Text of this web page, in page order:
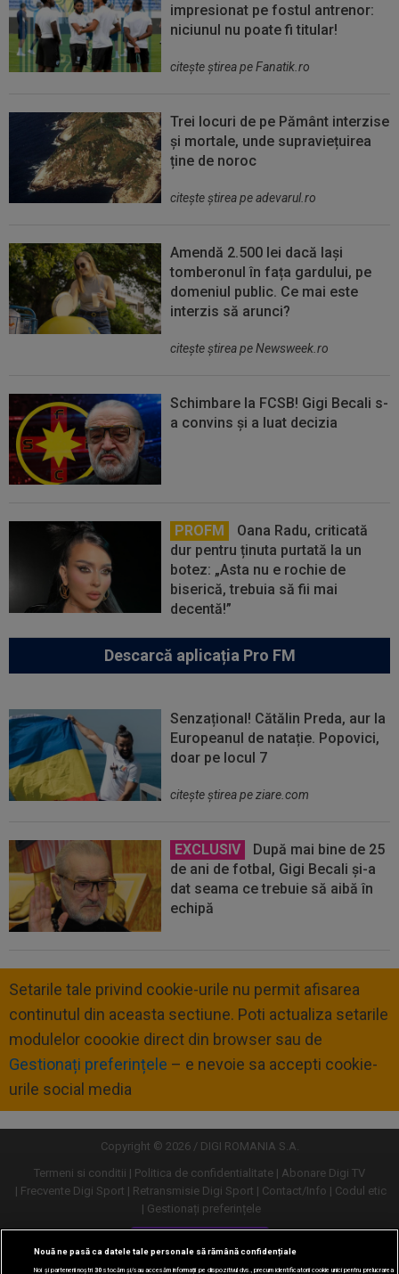
impresionat pe fostul antrenor:
niciunul nu poate fi titular!
citeşte ştirea pe Fanatik.ro
Trei locuri de pe Pământ interzise
și mortale, unde supraviețuirea
ține de noroc
citeşte ştirea pe adevarul.ro
Amendă 2.500 lei dacă lași
tomberonul în fața gardului, pe
domeniul public. Ce mai este
interzis să arunci?
citeşte ştirea pe Newsweek.ro
Schimbare la FCSB! Gigi Becali s-
a convins și a luat decizia
PROFM
Oana Radu, criticată
dur pentru ținuta purtată la un
botez: „Asta nu e rochie de
biserică, trebuia să fii mai
decentă!”
Descarcă aplicația Pro FM
Senzațional! Cătălin Preda, aur la
Europeanul de natație. Popovici,
doar pe locul 7
citeşte ştirea pe ziare.com
EXCLUSIV
După mai bine de 25
de ani de fotbal, Gigi Becali și-a
dat seama ce trebuie să aibă în
echipă
Setarile tale privind cookie-urile nu permit afisarea
continutul din aceasta sectiune. Poti actualiza setarile
modulelor coookie direct din browser sau de
Gestionați preferințele – e nevoie sa accepti cookie-
urile social media
Copyright © 2026 / DIGI ROMANIA S.A.
Termeni si conditii
Politica de confidentialitate
Abonare Digi TV
Frecvente Digi Sport
Retransmisie Digi Sport Contact/Info
Codul etic
Gestionați preferințele
Versiune desktop
Nouă ne pasă ca datele tale personale să rămână confidențiale
Noi și partenerii noștri30stocăm și/sau accesăm informații pe dispozitivul dvs., precum identificatorii cookie unici pentru prelucrarea